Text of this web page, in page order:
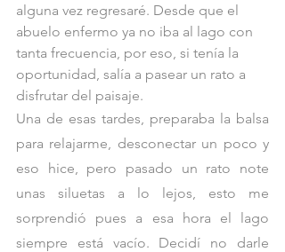
alguna vez regresaré. Desde que el
abuelo enfermo ya no iba al lago con
tanta frecuencia, por eso, si tenía la
oportunidad, salía a pasear un rato a
disfrutar del paisaje.
Una de esas tardes, preparaba la balsa
para relajarme, desconectar un poco y
eso hice, pero pasado un rato note
unas siluetas a lo lejos, esto me
sorprendió pues a esa hora el lago
siempre está vacío. Decidí no darle